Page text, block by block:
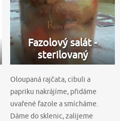
Fazolový salát -
sterilovaný
Oloupaná rajčata, cibuli a
papriku nakrájíme, přidáme
uvařené fazole a smícháme.
Dáme do sklenic, zalijeme